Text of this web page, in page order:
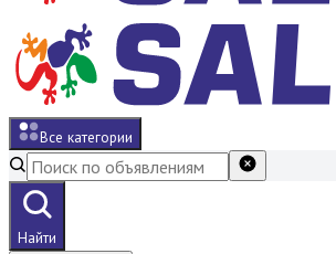
Все категории
Найти